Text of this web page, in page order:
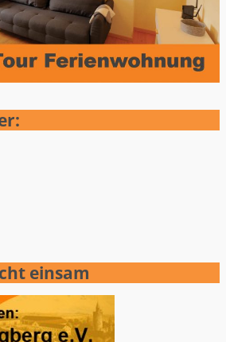
einsam